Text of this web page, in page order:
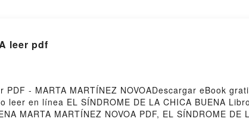
leer pdf
PDF - MARTA MARTÍNEZ NOVOADescargar eBook
en línea EL SÍNDROME DE LA CHICA BUENA
MARTA MARTÍNEZ NOVOA PDF, EL SÍNDROME DE